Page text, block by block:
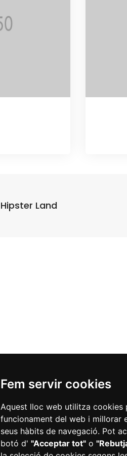
Fem servir cookies
Aquest lloc web utilitza
funcionament del web i millorar
seus hàbits de navegació. Pot
botó d' "Acceptar tot" o
Hipster Land